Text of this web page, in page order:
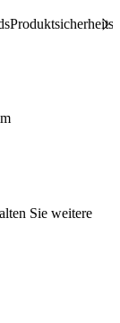
Sie weitere